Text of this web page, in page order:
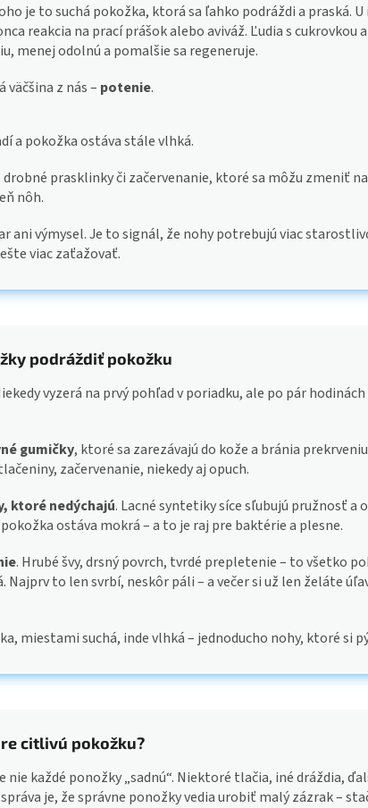
je to suchá pokožka, ktorá sa ľahko podráždi a praská. U
reakcia na prací prášok alebo aviváž. Ľudia s cukrovkou
menej odolnú a pomalšie sa regeneruje.
z nás – potenie.
a pokožka ostáva stále vlhká.
drobné prasklinky či začervenanie, ktoré sa môžu zmeniť
nôh.
ani výmysel. Je to signál, že nohy potrebujú viac
viac zaťažovať.
podráždiť pokožku
vyzerá na prvý pohľad v poriadku, ale po pár
gumičky, ktoré sa zarezávajú do kože a bránia
začervenanie, niekedy aj opuch.
ktoré nedýchajú. Lacné syntetiky síce sľubujú pružnosť a
ostáva mokrá – a to je raj pre baktérie a plesne.
. Hrubé švy, drsný povrch, tvrdé prepletenie – to všetko
Najprv to len svrbí, neskôr páli – a večer si už len želáte
miestami suchá, inde vlhká – jednoducho nohy, ktoré si
citlivú pokožku?
každé ponožky „sadnú“. Niektoré tlačia, iné dráždia,
je, že správne ponožky vedia urobiť malý zázrak –